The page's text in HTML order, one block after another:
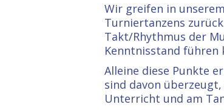
Wir greifen in
Turniertanzens
Takt/Rhythmus der
Kenntnisstand führen
Alleine diese Punkte
sind davon
Unterricht und am